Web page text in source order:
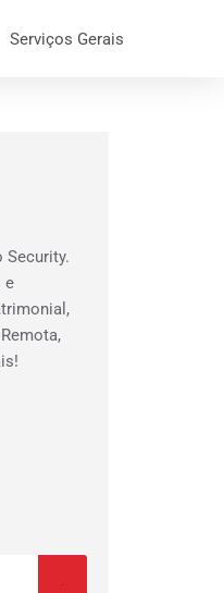
Serviços Gerais
Security.
e